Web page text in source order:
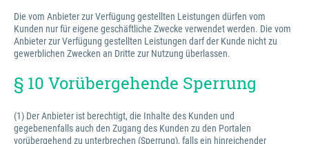
Die vom Anbieter zur Verfügung gestellten Leistungen dürfen vom
Kunden nur für eigene geschäftliche Zwecke verwendet werden. Die vom
Anbieter zur Verfügung gestellten Leistungen darf der Kunde nicht zu
gewerblichen Zwecken an Dritte zur Nutzung überlassen.
§ 10 Vorübergehende Sperrung
(1) Der Anbieter ist berechtigt, die Inhalte des Kunden und
gegebenenfalls auch den Zugang des Kunden zu den Portalen
vorübergehend zu unterbrechen (Sperrung), falls ein hinreichender